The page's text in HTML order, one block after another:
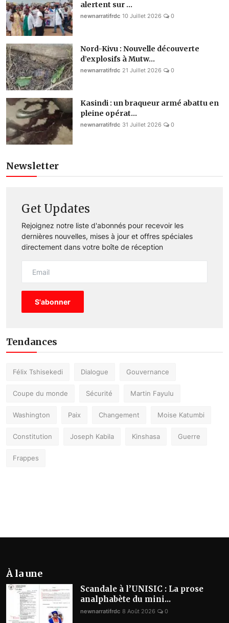
alertent sur ...
newnarratifrdc 10 Juillet 2026 0
Nord-Kivu : Nouvelle découverte
d’explosifs à Mutw...
newnarratifrdc 21 Juillet 2026 0
Kasindi : un braqueur armé abattu en
pleine opérat...
newnarratifrdc 31 Juillet 2026 0
Newsletter
Get Updates
Rejoignez notre liste d'abonnés pour recevoir les
dernières nouvelles, mises à jour et offres spéciales
directement dans votre boîte de réception
S'abonner
Tendances
Félix Tshisekedi Dialogue Gouvernance
Coupe du monde Sécurité Martin Fayulu
Washington Paix Changement Moise Katumbi
Constitution Joseph Kabila Kinshasa Guerre
Frappes
À la une
Scandale à l’UNISIC : La prose
analphabète du mini...
newnarratifrdc 8 Août 2026 0